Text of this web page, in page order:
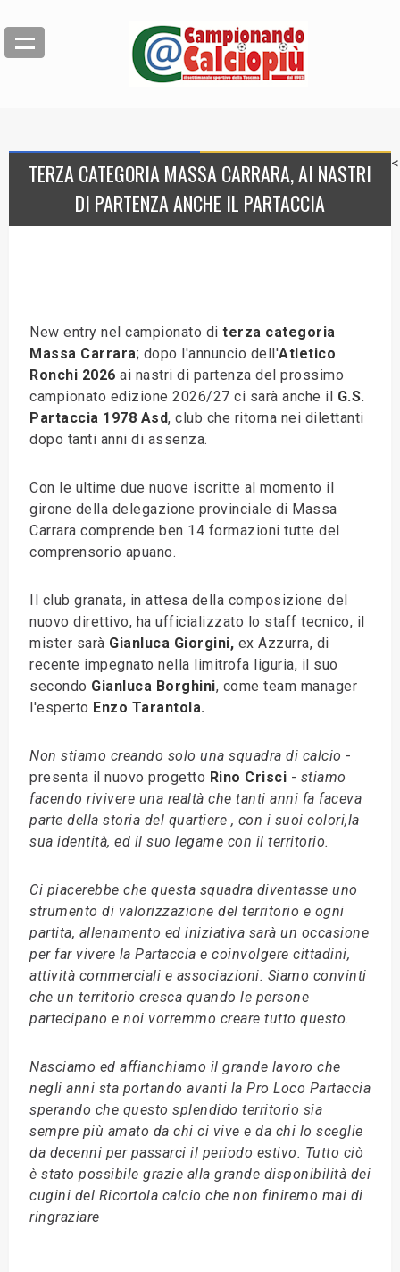
TERZA CATEGORIA MASSA CARRARA, AI NASTRI
DI PARTENZA ANCHE IL PARTACCIA
New entry nel campionato di terza categoria
Massa Carrara; dopo l'annuncio dell'Atletico
Ronchi 2026 ai nastri di partenza del prossimo
campionato edizione 2026/27 ci sarà anche il G.S.
Partaccia 1978 Asd, club che ritorna nei dilettanti
dopo tanti anni di assenza.
Con le ultime due nuove iscritte al momento il
girone della delegazione provinciale di Massa
Carrara comprende ben 14 formazioni tutte del
comprensorio apuano.
Il club granata, in attesa della composizione del
nuovo direttivo, ha ufficializzato lo staff tecnico, il
mister sarà Gianluca Giorgini, ex Azzurra, di
recente impegnato nella limitrofa liguria, il suo
secondo Gianluca Borghini, come team manager
l'esperto Enzo Tarantola.
Non stiamo creando solo una squadra di calcio -
presenta il nuovo progetto Rino Crisci - stiamo
facendo rivivere una realtà che tanti anni fa faceva
parte della storia del quartiere , con i suoi colori,la
sua identità, ed il suo legame con il territorio.
Ci piacerebbe che questa squadra diventasse uno
strumento di valorizzazione del territorio e ogni
partita, allenamento ed iniziativa sarà un occasione
per far vivere la Partaccia e coinvolgere cittadini,
attività commerciali e associazioni. Siamo convinti
che un territorio cresca quando le persone
partecipano e noi vorremmo creare tutto questo.
Nasciamo ed affianchiamo il grande lavoro che
negli anni sta portando avanti la Pro Loco Partaccia
sperando che questo splendido territorio sia
sempre più amato da chi ci vive e da chi lo sceglie
da decenni per passarci il periodo estivo. Tutto ciò
è stato possibile grazie alla grande disponibilità dei
cugini del Ricortola calcio che non finiremo mai di
ringraziare
<